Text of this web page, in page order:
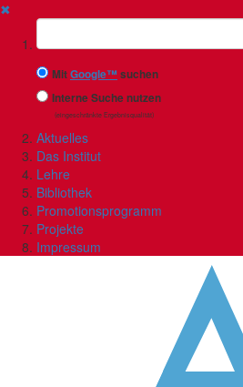
✖
Suchbegriff
MitGoogle™suchen
Interne Suche nutzen
(eingeschränkte Ergebnisqualität)
Aktuelles
Das Institut
Lehre
Bibliothek
Promotionsprogramm
Projekte
Impressum